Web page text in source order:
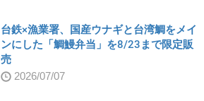
台鉄×漁業署、国産ウナギと台湾鯛をメイ
ンにした「鯛鰻弁当」を8/23まで限定販
売
2026/07/07